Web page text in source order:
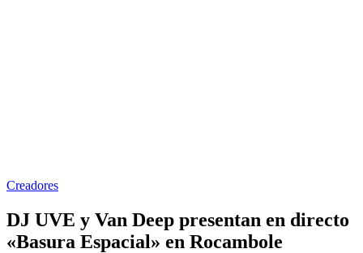
Creadores
DJ UVE y Van Deep presentan en directo
«Basura Espacial» en Rocambole